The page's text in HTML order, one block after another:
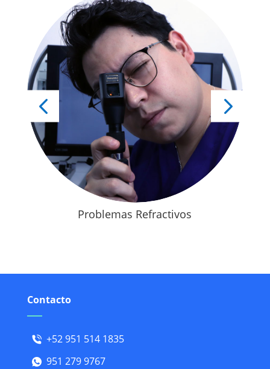
Problemas Refractivos
Contacto
+52 951 514 1835
951 279 9767